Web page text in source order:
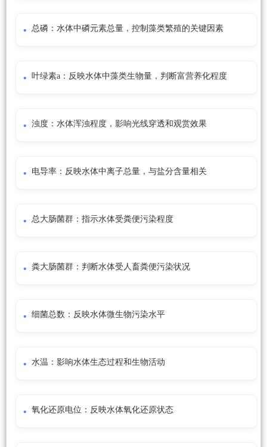
总磷：水体中磷元素总量，控制藻类繁殖的关键因素
叶绿素a：反映水体中藻类生物量，判断富营养化程度
浊度：水体浑浊程度，影响光线穿透和观赏效果
电导率：反映水体中离子总量，与盐分含量相关
总大肠菌群：指示水体受粪便污染程度
粪大肠菌群：判断水体受人畜粪便污染状况
细菌总数：反映水体微生物污染水平
水温：影响水体生态过程和生物活动
氧化还原电位：反映水体氧化还原状态